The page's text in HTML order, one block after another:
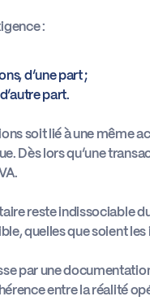
:
d’une part ;
part.
soit lié à une même
Dès lors qu’une
reste indissociable
quelles que soient
par une
entre la réalité